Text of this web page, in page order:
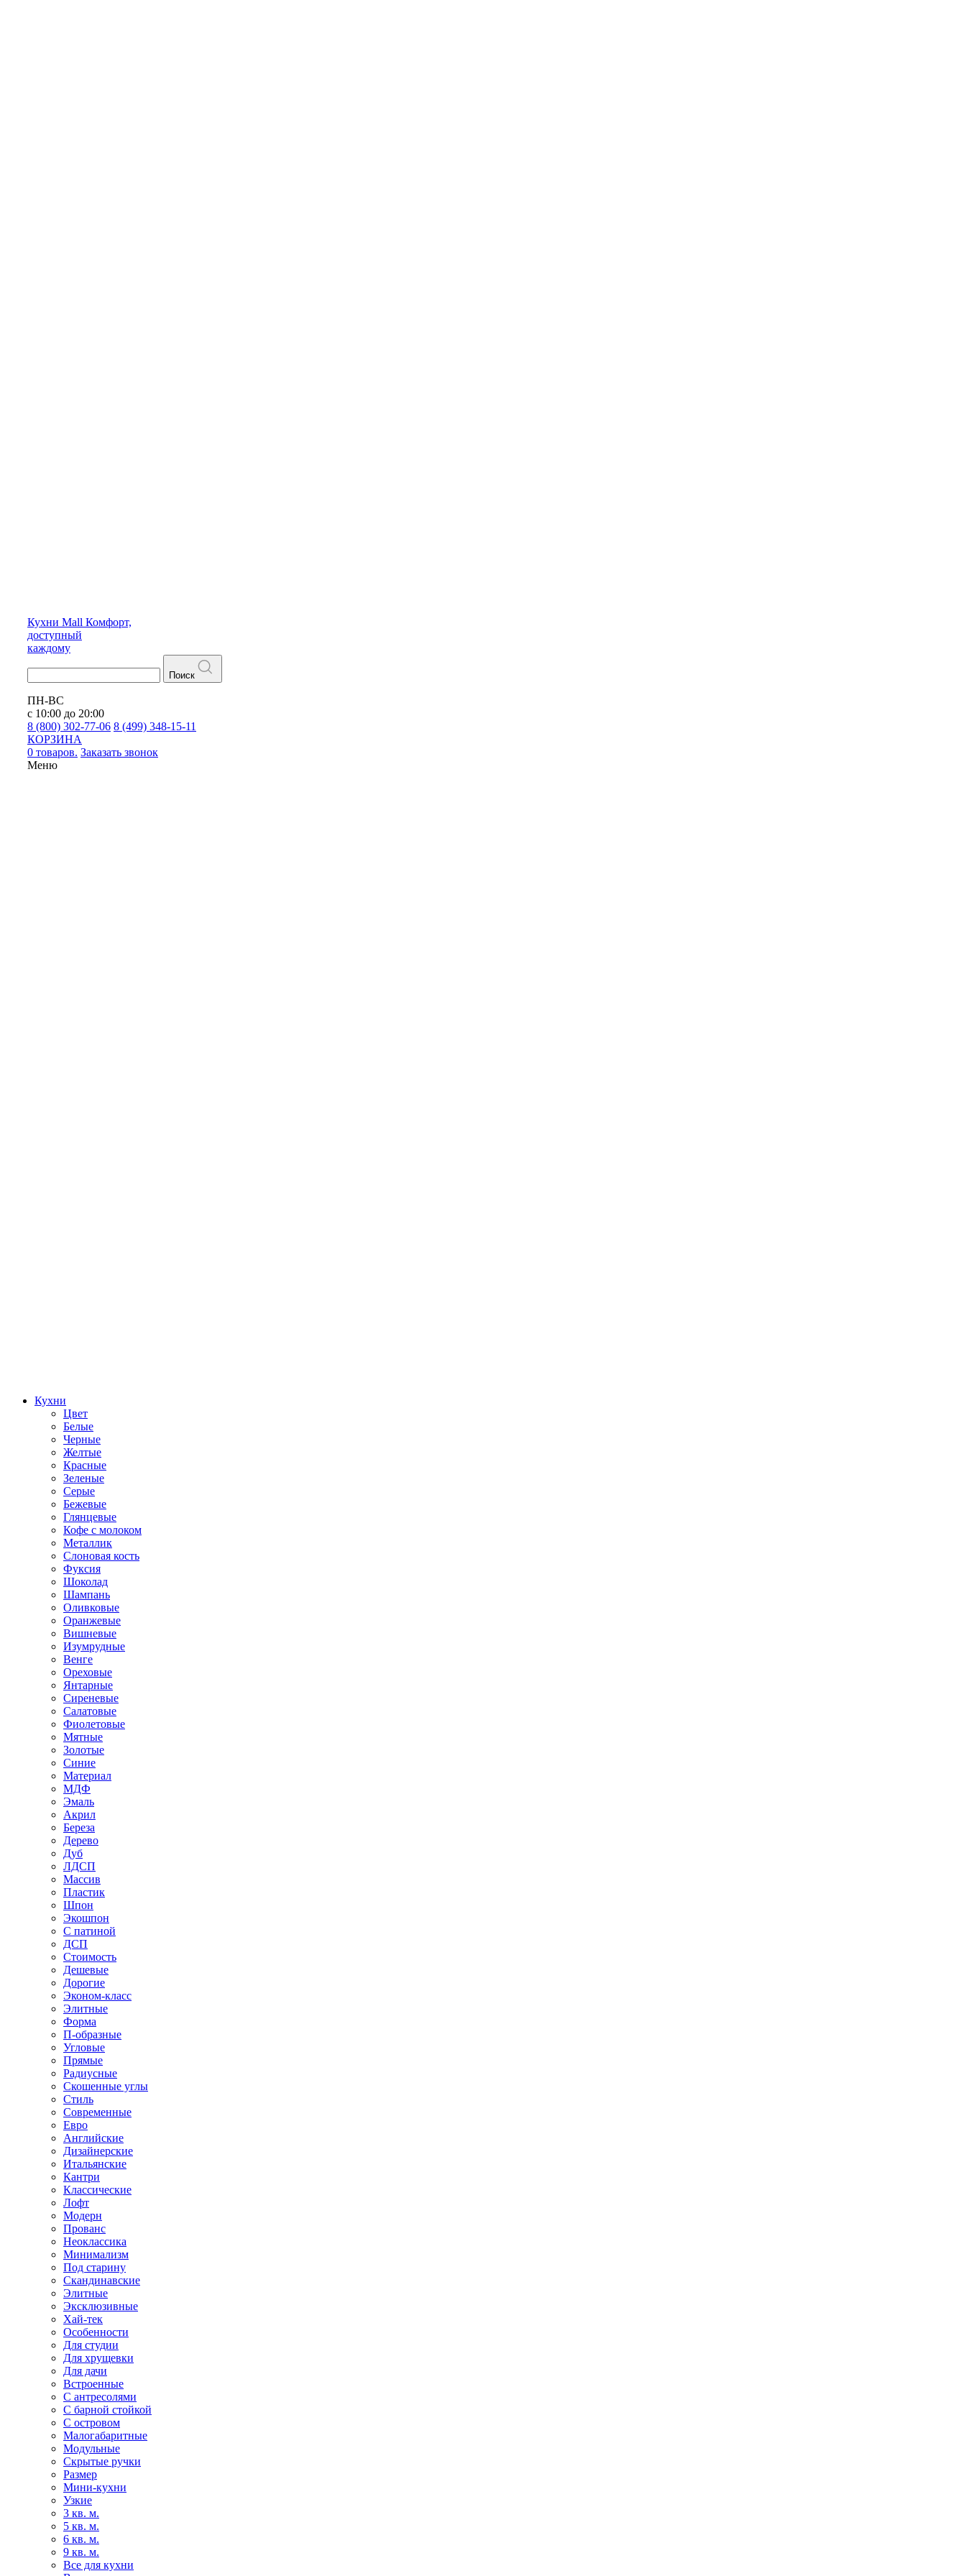
Кухни Mall Комфорт,
доступный
каждому
Поиск
ПН-ВС
с 10:00 до 20:00
8 (800) 302-77-06 8 (499) 348-15-11
КОРЗИНА
0 товаров. Заказать звонок
Меню
Кухни
Цвет
Белые
Черные
Желтые
Красные
Зеленые
Серые
Бежевые
Глянцевые
Кофе с молоком
Металлик
Слоновая кость
Фуксия
Шоколад
Шампань
Оливковые
Оранжевые
Вишневые
Изумрудные
Венге
Ореховые
Янтарные
Сиреневые
Салатовые
Фиолетовые
Мятные
Золотые
Синие
Материал
МДФ
Эмаль
Акрил
Береза
Дерево
Дуб
ЛДСП
Массив
Пластик
Шпон
Экошпон
С патиной
ДСП
Стоимость
Дешевые
Дорогие
Эконом-класс
Элитные
Форма
П-образные
Угловые
Прямые
Радиусные
Скошенные углы
Стиль
Современные
Евро
Английские
Дизайнерские
Итальянские
Кантри
Классические
Лофт
Модерн
Прованс
Неоклассика
Минимализм
Под старину
Скандинавские
Элитные
Эксклюзивные
Хай-тек
Особенности
Для студии
Для хрущевки
Для дачи
Встроенные
С антресолями
С барной стойкой
С островом
Малогабаритные
Модульные
Скрытые ручки
Размер
Мини-кухни
Узкие
3 кв. м.
5 кв. м.
6 кв. м.
9 кв. м.
Все для кухни